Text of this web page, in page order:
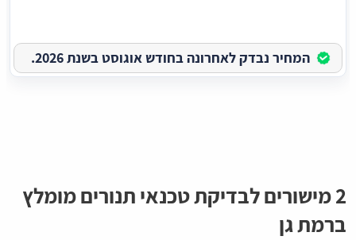
המחיר נבדק לאחרונה בחודש אוגוסט בשנת 2026.
2 מישורים לבדיקת טכנאי תנורים מומלץ
ברמת גן